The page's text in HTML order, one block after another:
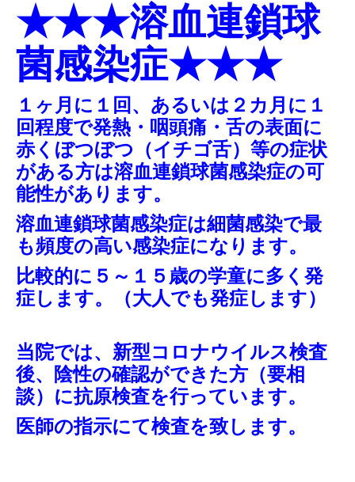
★★★溶血連鎖球
菌感染症★★★
１ヶ月に１回、あるいは２カ月に１
回程度で発熱・咽頭痛・舌の表面に
赤くぼつぼつ（イチゴ舌）等の症状
がある方は溶血連鎖球菌感染症の可
能性があります。
溶血連鎖球菌感染症は細菌感染で最
も頻度の高い感染症になります。
比較的に５～１５歳の学童に多く発
症します。（大人でも発症します）
当院では、新型コロナウイルス検査
後、陰性の確認ができた方（要相
談）に抗原検査を行っています。
医師の指示にて検査を致します。